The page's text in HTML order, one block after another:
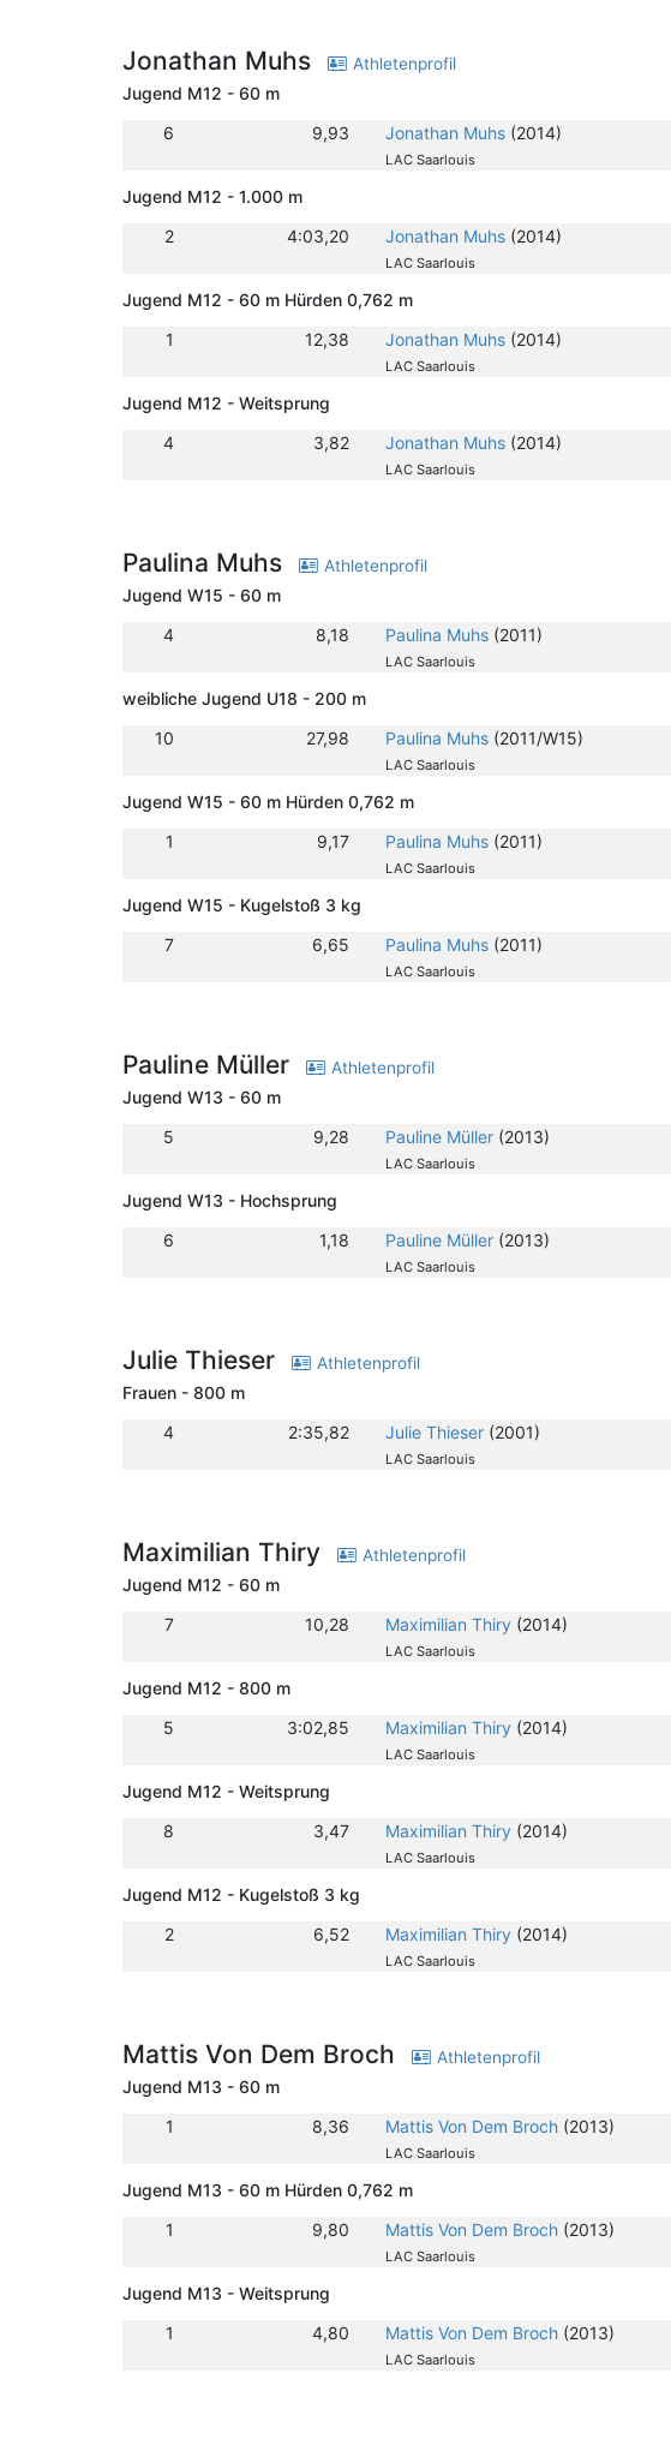
Jonathan Muhs Athletenprofil
Jugend M12 - 60 m
6
9,93 Jonathan Muhs (2014)
LAC Saarlouis
Jugend M12 - 1.000 m
2
4:03,20 Jonathan Muhs (2014)
LAC Saarlouis
Jugend M12 - 60 m Hürden 0,762 m
1
12,38 Jonathan Muhs (2014)
LAC Saarlouis
Jugend M12 - Weitsprung
4
3,82 Jonathan Muhs (2014)
LAC Saarlouis
Paulina Muhs Athletenprofil
Jugend W15 - 60 m
4
8,18 Paulina Muhs (2011)
LAC Saarlouis
weibliche Jugend U18 - 200 m
10
27,98 Paulina Muhs (2011/W15)
LAC Saarlouis
Jugend W15 - 60 m Hürden 0,762 m
1
9,17 Paulina Muhs (2011)
LAC Saarlouis
Jugend W15 - Kugelstoß 3 kg
7
6,65 Paulina Muhs (2011)
LAC Saarlouis
Pauline Müller Athletenprofil
Jugend W13 - 60 m
5
9,28 Pauline Müller (2013)
LAC Saarlouis
Jugend W13 - Hochsprung
6
1,18 Pauline Müller (2013)
LAC Saarlouis
Julie Thieser Athletenprofil
Frauen - 800 m
4
2:35,82 Julie Thieser (2001)
LAC Saarlouis
Maximilian Thiry Athletenprofil
Jugend M12 - 60 m
7
10,28 Maximilian Thiry (2014)
LAC Saarlouis
Jugend M12 - 800 m
5
3:02,85 Maximilian Thiry (2014)
LAC Saarlouis
Jugend M12 - Weitsprung
8
3,47 Maximilian Thiry (2014)
LAC Saarlouis
Jugend M12 - Kugelstoß 3 kg
2
6,52 Maximilian Thiry (2014)
LAC Saarlouis
Mattis Von Dem Broch Athletenprofil
Jugend M13 - 60 m
1
8,36 Mattis Von Dem Broch (2013)
LAC Saarlouis
Jugend M13 - 60 m Hürden 0,762 m
1
9,80 Mattis Von Dem Broch (2013)
LAC Saarlouis
Jugend M13 - Weitsprung
1
4,80 Mattis Von Dem Broch (2013)
LAC Saarlouis